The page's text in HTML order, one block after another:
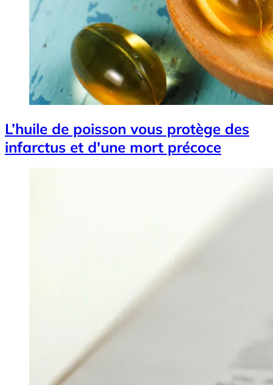
L’huile de poisson vous protège des
infarctus et d'une mort précoce